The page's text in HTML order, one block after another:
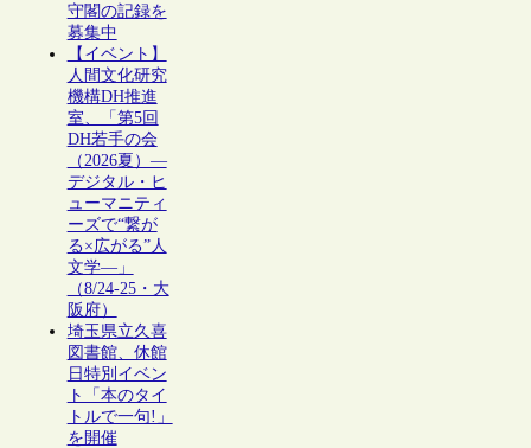
守閣の記録を
募集中
【イベント】
人間文化研究
機構DH推進
室、「第5回
DH若手の会
（2026夏）―
デジタル・ヒ
ューマニティ
ーズで“繋が
る×広がる”人
文学―」
（8/24-25・大
阪府）
埼玉県立久喜
図書館、休館
日特別イベン
ト「本のタイ
トルで一句!」
を開催